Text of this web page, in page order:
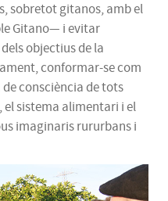
sobretot gitanos, amb el
Gitano— i evitar
objectius de la
conformar-se com
consciència de tots
sistema alimentari i el
imaginaris rururbans i